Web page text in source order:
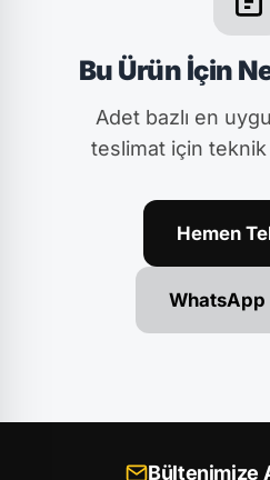
Bu Ürün İçin
Adet bazlı en
teslimat için teknik
Hemen
WhatsApp
Bültenimize